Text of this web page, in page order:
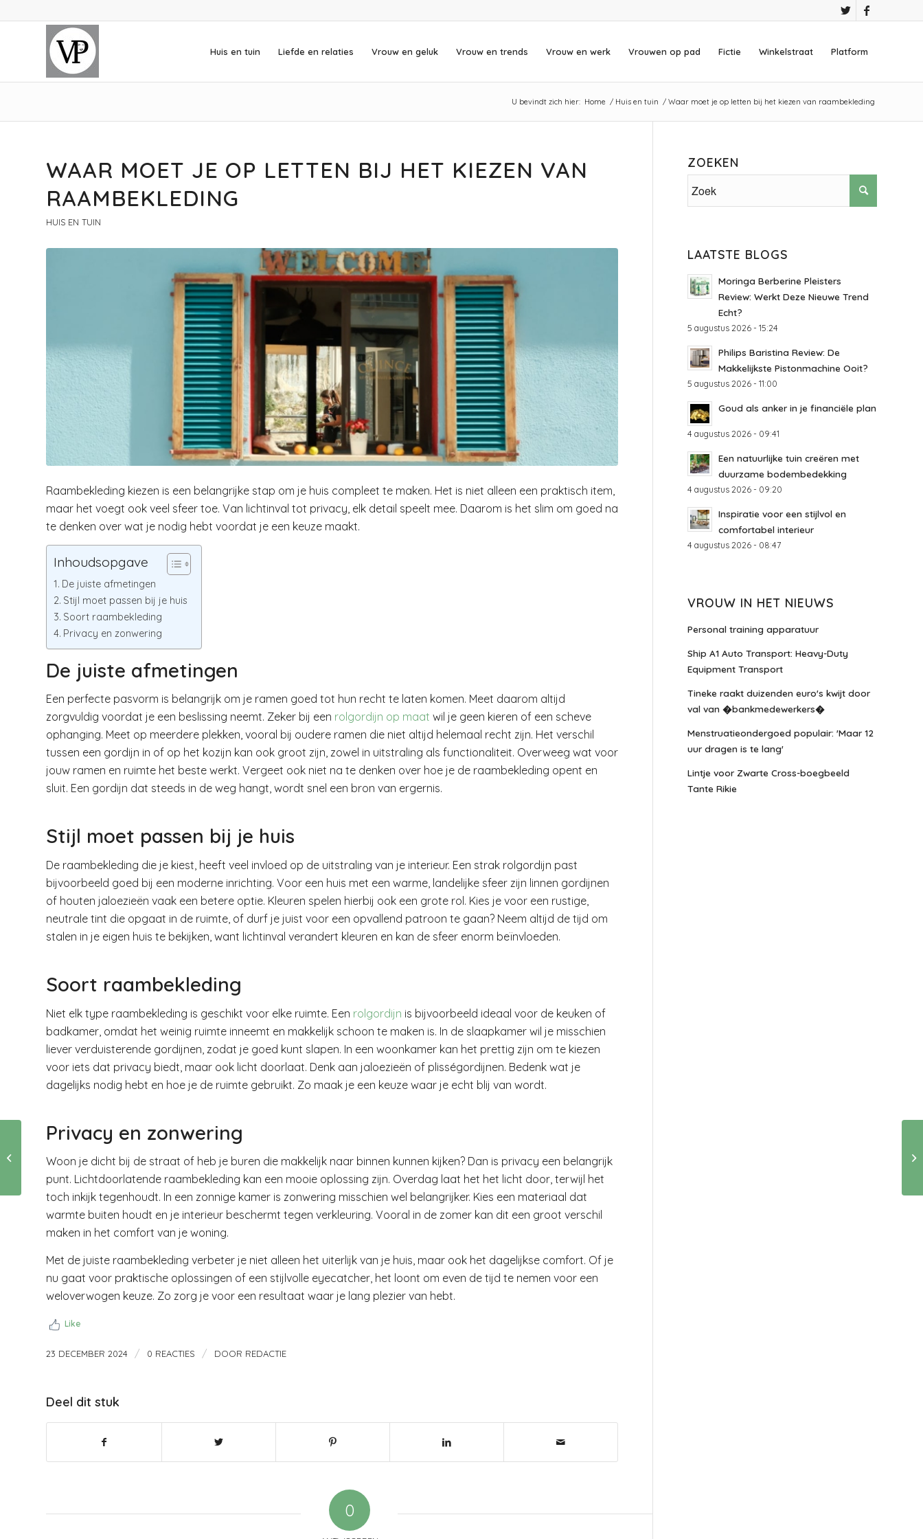
Huis en tuin Liefde en relaties Vrouw en geluk Vrouw en trends Vrouw en werk Vrouwen op pad Fictie Winkelstraat Platform
U bevindt zich hier: Home / Huis en tuin / Waar moet je op letten bij het kiezen van raambekleding
WAAR MOET JE OP LETTEN BIJ HET KIEZEN VAN
RAAMBEKLEDING
HUIS EN TUIN
Raambekleding kiezen is een belangrijke stap om je huis compleet te maken. Het is niet alleen een praktisch item,
maar het voegt ook veel sfeer toe. Van lichtinval tot privacy, elk detail speelt mee. Daarom is het slim om goed na
te denken over wat je nodig hebt voordat je een keuze maakt.
Inhoudsopgave
De juiste afmetingen
Stijl moet passen bij je huis
Soort raambekleding
Privacy en zonwering
De juiste afmetingen
Een perfecte pasvorm is belangrijk om je ramen goed tot hun recht te laten komen. Meet daarom altijd
zorgvuldig voordat je een beslissing neemt. Zeker bij een rolgordijn op maat wil je geen kieren of een scheve
ophanging. Meet op meerdere plekken, vooral bij oudere ramen die niet altijd helemaal recht zijn. Het verschil
tussen een gordijn in of op het kozijn kan ook groot zijn, zowel in uitstraling als functionaliteit. Overweeg wat voor
jouw ramen en ruimte het beste werkt. Vergeet ook niet na te denken over hoe je de raambekleding opent en
sluit. Een gordijn dat steeds in de weg hangt, wordt snel een bron van ergernis.
Stijl moet passen bij je huis
De raambekleding die je kiest, heeft veel invloed op de uitstraling van je interieur. Een strak rolgordijn past
bijvoorbeeld goed bij een moderne inrichting. Voor een huis met een warme, landelijke sfeer zijn linnen gordijnen
of houten jaloezieën vaak een betere optie. Kleuren spelen hierbij ook een grote rol. Kies je voor een rustige,
neutrale tint die opgaat in de ruimte, of durf je juist voor een opvallend patroon te gaan? Neem altijd de tijd om
stalen in je eigen huis te bekijken, want lichtinval verandert kleuren en kan de sfeer enorm beïnvloeden.
Soort raambekleding
Niet elk type raambekleding is geschikt voor elke ruimte. Een rolgordijn is bijvoorbeeld ideaal voor de keuken of
badkamer, omdat het weinig ruimte inneemt en makkelijk schoon te maken is. In de slaapkamer wil je misschien
liever verduisterende gordijnen, zodat je goed kunt slapen. In een woonkamer kan het prettig zijn om te kiezen
voor iets dat privacy biedt, maar ook licht doorlaat. Denk aan jaloezieën of plisségordijnen. Bedenk wat je
dagelijks nodig hebt en hoe je de ruimte gebruikt. Zo maak je een keuze waar je echt blij van wordt.
Privacy en zonwering
Woon je dicht bij de straat of heb je buren die makkelijk naar binnen kunnen kijken? Dan is privacy een belangrijk
punt. Lichtdoorlatende raambekleding kan een mooie oplossing zijn. Overdag laat het het licht door, terwijl het
toch inkijk tegenhoudt. In een zonnige kamer is zonwering misschien wel belangrijker. Kies een materiaal dat
warmte buiten houdt en je interieur beschermt tegen verkleuring. Vooral in de zomer kan dit een groot verschil
maken in het comfort van je woning.
Met de juiste raambekleding verbeter je niet alleen het uiterlijk van je huis, maar ook het dagelijkse comfort. Of je
nu gaat voor praktische oplossingen of een stijlvolle eyecatcher, het loont om even de tijd te nemen voor een
weloverwogen keuze. Zo zorg je voor een resultaat waar je lang plezier van hebt.
Like
23 DECEMBER 2024 / 0 REACTIES / DOOR REDACTIE
Deel dit stuk
0
ZOEKEN
LAATSTE BLOGS
Moringa Berberine Pleisters
Review: Werkt Deze Nieuwe Trend
Echt?
5 augustus 2026 - 15:24
Philips Baristina Review: De
Makkelijkste Pistonmachine Ooit?
5 augustus 2026 - 11:00
Goud als anker in je financiële plan
4 augustus 2026 - 09:41
Een natuurlijke tuin creëren met
duurzame bodembedekking
4 augustus 2026 - 09:20
Inspiratie voor een stijlvol en
comfortabel interieur
4 augustus 2026 - 08:47
VROUW IN HET NIEUWS
Personal training apparatuur
Ship A1 Auto Transport: Heavy-Duty
Equipment Transport
Tineke raakt duizenden euro's kwijt door
val van �bankmedewerkers�
Menstruatieondergoed populair: 'Maar 12
uur dragen is te lang'
Lintje voor Zwarte Cross-boegbeeld
Tante Rikie
Vanaf welke leeftijd
eigen